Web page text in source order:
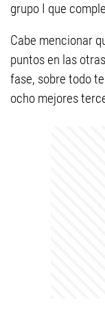
grupo I que
Cabe mencionar
puntos en las
fase, sobre todo
ocho mejores